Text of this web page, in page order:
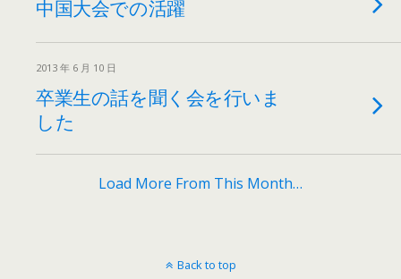
中国大会での活躍
2013 年 6 月 10 日
卒業生の話を聞く会を行いま
した
Load More From This Month…
Back to top